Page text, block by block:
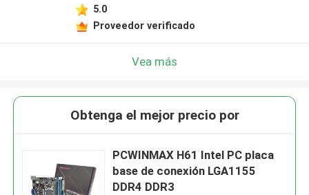
5.0
Proveedor verificado
Vea más
Obtenga el mejor precio por
PCWINMAX H61 Intel PC placa
base de conexión LGA1155
DDR4 DDR3